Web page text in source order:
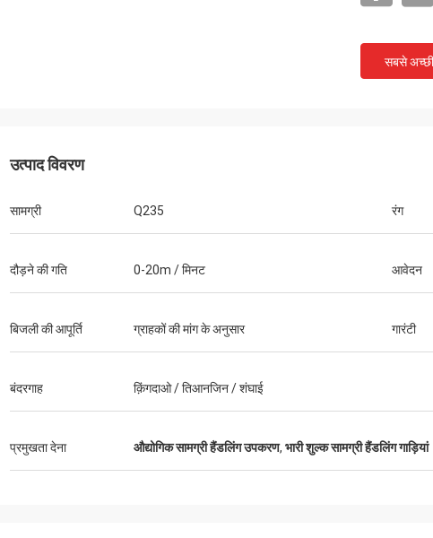
पाँच सितारा ग्राहक हो सकता है!
सबसे
उत्पाद विवरण
सामग्री Q235 रंग
दौड़ने की गति 0-20m / मिनट आवेदन
बिजली की आपूर्ति ग्राहकों की मांग के अनुसार गारंटी
बंदरगाह क़िंगदाओ / तिआनजिन / शंघाई
प्रमुखता देना औद्योगिक सामग्री हैंडलिंग उपकरण, भारी शुल्क सामग्री हैंडलिंग गाड़ियां